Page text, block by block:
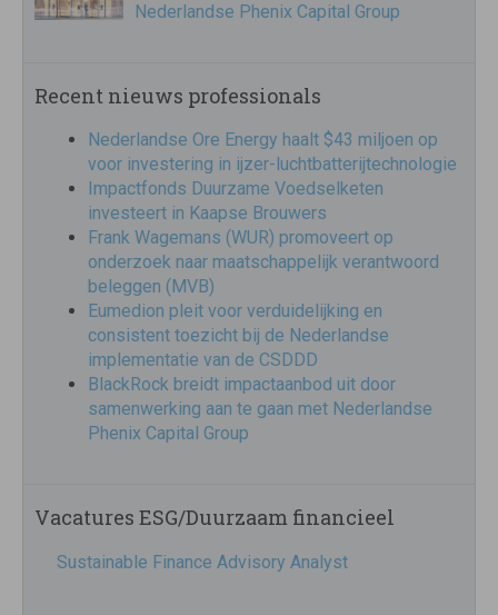
Nederlandse Phenix Capital Group
Recent nieuws professionals
Nederlandse Ore Energy haalt $43 miljoen op
voor investering in ijzer-luchtbatterijtechnologie
Impactfonds Duurzame Voedselketen
investeert in Kaapse Brouwers
Frank Wagemans (WUR) promoveert op
onderzoek naar maatschappelijk verantwoord
beleggen (MVB)
Eumedion pleit voor verduidelijking en
consistent toezicht bij de Nederlandse
implementatie van de CSDDD
BlackRock breidt impactaanbod uit door
samenwerking aan te gaan met Nederlandse
Phenix Capital Group
Vacatures ESG/Duurzaam financieel
Sustainable Finance Advisory Analyst